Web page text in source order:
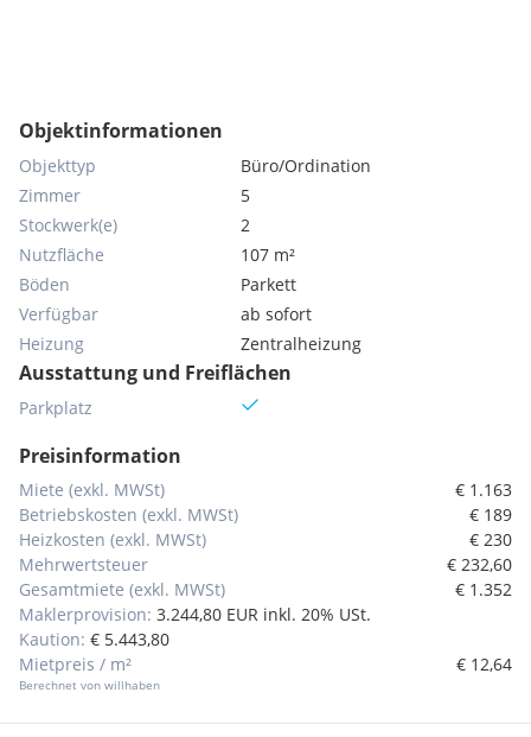
Objektinformationen
Objekttyp
Büro/Ordination
Zimmer
5
Stockwerk(e)
2
Nutzfläche
107 m²
Böden
Parkett
Verfügbar
ab sofort
Heizung
Zentralheizung
Ausstattung und Freiflächen
Parkplatz
Preisinformation
Miete (exkl. MWSt)
€ 1.163
Betriebskosten (exkl. MWSt)
€ 189
Heizkosten (exkl. MWSt)
€ 230
Mehrwertsteuer
€ 232,60
Gesamtmiete (exkl. MWSt)
€ 1.352
Maklerprovision: 3.244,80 EUR inkl. 20% USt.
Kaution: € 5.443,80
Mietpreis / m²
Berechnet von willhaben
€ 12,64